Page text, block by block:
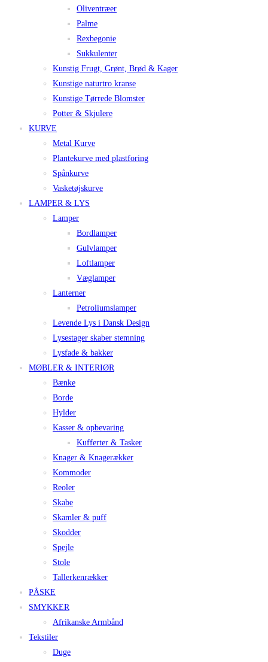
Oliventræer
Palme
Rexbegonie
Sukkulenter
Kunstig Frugt, Grønt, Brød & Kager
Kunstige naturtro kranse
Kunstige Tørrede Blomster
Potter & Skjulere
KURVE
Metal Kurve
Plantekurve med plastforing
Spånkurve
Vasketøjskurve
LAMPER & LYS
Lamper
Bordlamper
Gulvlamper
Loftlamper
Væglamper
Lanterner
Petroliumslamper
Levende Lys i Dansk Design
Lysestager skaber stemning
Lysfade & bakker
MØBLER & INTERIØR
Bænke
Borde
Hylder
Kasser & opbevaring
Kufferter & Tasker
Knager & Knagerækker
Kommoder
Reoler
Skabe
Skamler & puff
Skodder
Spejle
Stole
Tallerkenrækker
PÅSKE
SMYKKER
Afrikanske Armbånd
Tekstiler
Duge